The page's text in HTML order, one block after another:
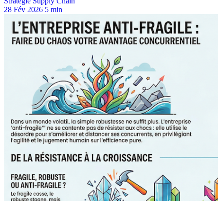
28 Fév 2026 5 min